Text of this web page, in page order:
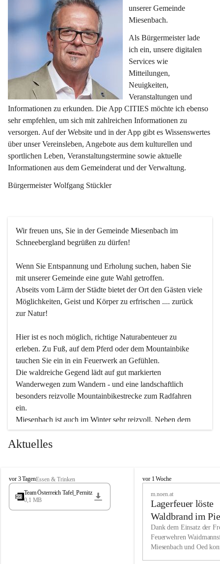
unserer Gemeinde
Miesenbach.
Als Bürgermeister lade
ich ein, unsere digitalen
Services wie
Mitteilungen,
Neuigkeiten,
Veranstaltungen und
Informationen zu erkunden. Die App CITIES möchte ich ebenso
sehr empfehlen, um sich mit zahlreichen Informationen zu
versorgen. Auf der Website und in der App gibt es Wissenswertes
über unser Vereinsleben, Angebote aus dem kulturellen und
sportlichen Leben, Veranstaltungstermine sowie aktuelle
Informationen aus dem Gemeinderat und der Verwaltung.
Bürgermeister Wolfgang Stückler
Wir freuen uns, Sie in der Gemeinde Miesenbach im
Schneebergland begrüßen zu dürfen!
Wenn Sie Entspannung und Erholung suchen, haben Sie
mit unserer Gemeinde eine gute Wahl getroffen.
Abseits vom Lärm der Städte bietet der Ort den Gästen viele
Möglichkeiten, Geist und Körper zu erfrischen .... zurück
zur Natur!
Hier ist es noch möglich, richtige Naturabenteuer zu
erleben. Zu Fuß, auf dem Pferd oder dem Mountainbike
tauchen Sie ein in ein Feuerwerk an Gefühlen.
Die waldreiche Gegend lädt auf gut markierten
Wanderwegen zum Wandern - und eine landschaftlich
besonders reizvolle Mountainbikestrecke zum Radfahren
ein.
Miesenbach ist auch im Winter sehr reizvoll. Neben dem
Eisstockschießen gibt es auf dem nahe gelegenen Unterberg
wunderschöne Naturschneepisten, die zum Schifahren oder
vielfältige Angebot unserer Kulturvereine.
Überzeugen Sie sich selbst, dass Sie in Miesenbach sowie
in den Beherbergungsbetrieben, Gaststätten und urigen
Wir kennen Miesenbach als lebens- und liebenswerten Ort.
Tradition und Innovation werden ebenso groß geschrieben
Aktuelles
M
i
s
vor 3 TagenEssen & Trinken
Team Österreich Tafel_Pernitz
0,1 MB
M
h
vor 1 Woche
m.noen.at
Lagerfeuer löste
Waldbrand im
aus
Dank dem Einsatz der
Feuerwehren
Miesenbach und Oed